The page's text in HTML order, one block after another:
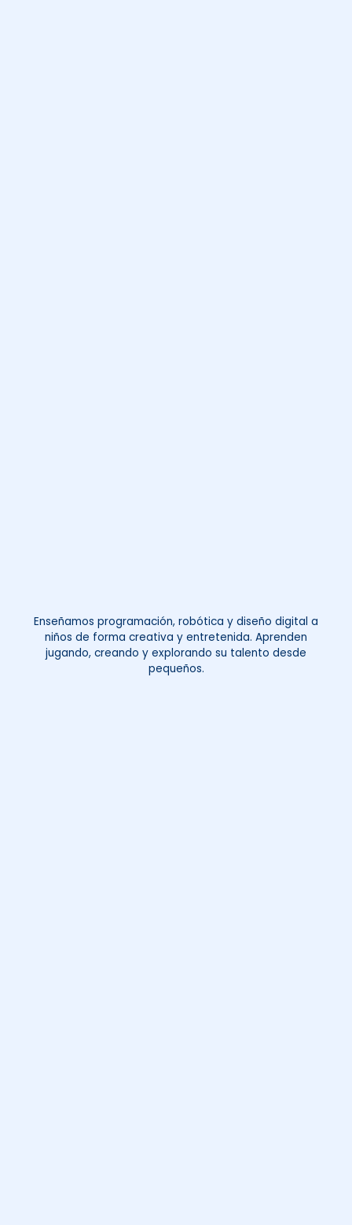
Enseñamos programación, robótica y diseño digital a
niños de forma creativa y entretenida. Aprenden
jugando, creando y explorando su talento desde
pequeños.